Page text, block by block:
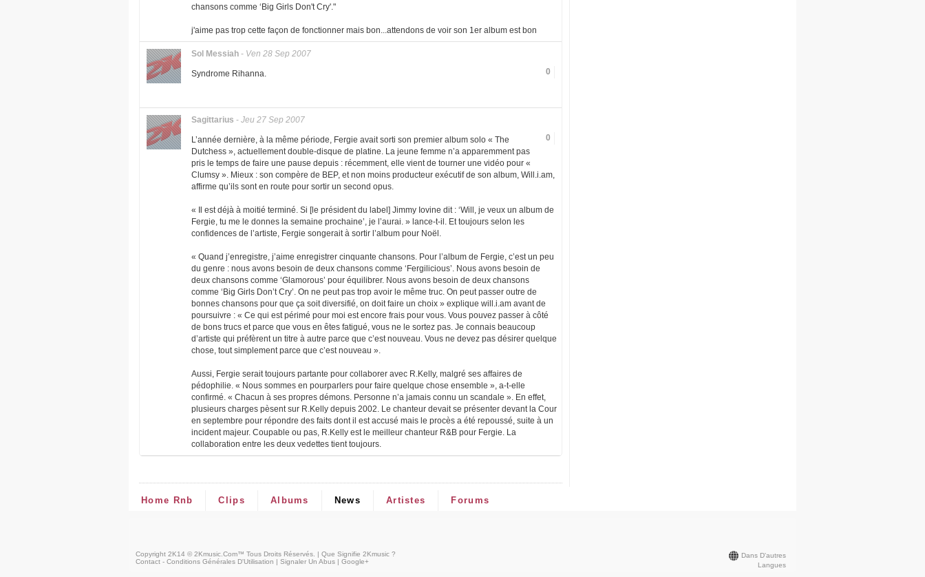
chansons comme ‘Big Girls Don't Cry'."
j'aime pas trop cette façon de fonctionner mais bon...attendons de voir son 1er album est bon
Sol Messiah - Ven 28 Sep 2007
0
Syndrome Rihanna.
Sagittarius - Jeu 27 Sep 2007
0
L’année dernière, à la même période, Fergie avait sorti son premier album solo « The
Dutchess », actuellement double-disque de platine. La jeune femme n’a apparemment pas
pris le temps de faire une pause depuis : récemment, elle vient de tourner une vidéo pour «
Clumsy ». Mieux : son compère de BEP, et non moins producteur exécutif de son album, Will.i.am,
affirme qu’ils sont en route pour sortir un second opus.
« Il est déjà à moitié terminé. Si [le président du label] Jimmy Iovine dit : ‘Will, je veux un album de
Fergie, tu me le donnes la semaine prochaine’, je l’aurai. » lance-t-il. Et toujours selon les
confidences de l’artiste, Fergie songerait à sortir l’album pour Noël.
« Quand j’enregistre, j’aime enregistrer cinquante chansons. Pour l’album de Fergie, c’est un peu
du genre : nous avons besoin de deux chansons comme ‘Fergilicious’. Nous avons besoin de
deux chansons comme ‘Glamorous’ pour équilibrer. Nous avons besoin de deux chansons
comme ‘Big Girls Don’t Cry’. On ne peut pas trop avoir le même truc. On peut passer outre de
bonnes chansons pour que ça soit diversifié, on doit faire un choix » explique will.i.am avant de
poursuivre : « Ce qui est périmé pour moi est encore frais pour vous. Vous pouvez passer à côté
de bons trucs et parce que vous en êtes fatigué, vous ne le sortez pas. Je connais beaucoup
d’artiste qui préfèrent un titre à autre parce que c’est nouveau. Vous ne devez pas désirer quelque
chose, tout simplement parce que c’est nouveau ».
Aussi, Fergie serait toujours partante pour collaborer avec R.Kelly, malgré ses affaires de
pédophilie. « Nous sommes en pourparlers pour faire quelque chose ensemble », a-t-elle
confirmé. « Chacun à ses propres démons. Personne n’a jamais connu un scandale ». En effet,
plusieurs charges pèsent sur R.Kelly depuis 2002. Le chanteur devait se présenter devant la Cour
en septembre pour répondre des faits dont il est accusé mais le procès a été repoussé, suite à un
incident majeur. Coupable ou pas, R.Kelly est le meilleur chanteur R&B pour Fergie. La
collaboration entre les deux vedettes tient toujours.
Home Rnb Clips Albums News Artistes Forums
Dans D'autres
Langues
Copyright 2K14 © 2Kmusic.com™ Tous Droits Réservés . | Que Signifie 2Kmusic ?
Contact - Conditions Générales D'Utilisation | Signaler Un Abus | Google+